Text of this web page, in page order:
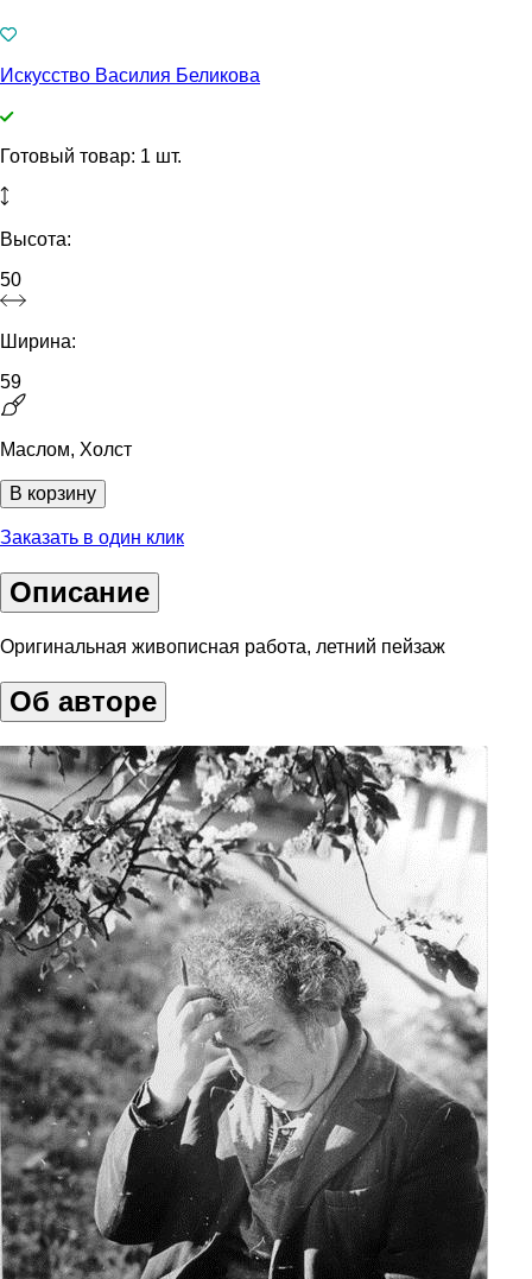
Искусство Василия Беликова
Готовый товар: 1 шт.
Высота:
50
Ширина:
59
Маслом, Холст
В корзину
Заказать в один клик
Описание
Оригинальная живописная работа, летний пейзаж
Об авторе